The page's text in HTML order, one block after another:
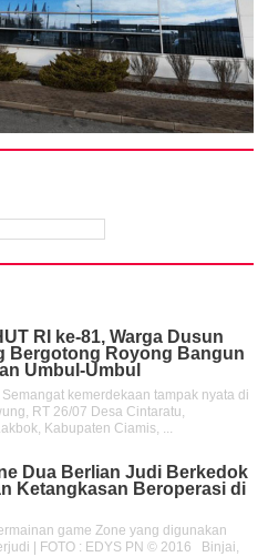
RI ke-81, Warga Dusun
Bergotong Royong Bangun
Umbul-Umbul
Semangat kemerdekaan tampak nyata di
RT 26/07 Desa Cintaratu,
Kabupaten Ciamis, ...
Dua Berlian Judi Berkedok
Ketangkasan Beroperasi di
game Zone yang digunakan
| FOTO : EDYS PN © 2016 Binjai,